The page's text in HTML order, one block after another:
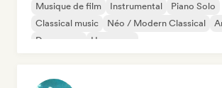
Musique de film Instrumental
Piano Solo
Classical music
Néo / Modern Classical
Dream pop
Hyperpop